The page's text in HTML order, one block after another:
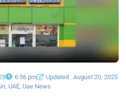
6:56 pm
Updated : August 20, 2025
UAE Uae News